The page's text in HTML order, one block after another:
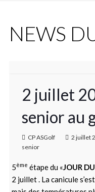
NEWS
2 juillet
senior au
CP ASGolf 2 juillet
senior
5ème étape du «JOUR
2 juillet . La canicule